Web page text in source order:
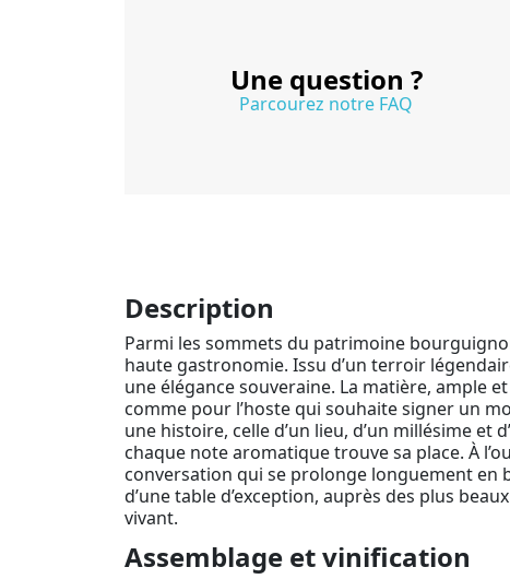
Une question ?
Parcourez notre FAQ
Description
Parmi les sommets du patrimoine
haute gastronomie. Issu d’un terroir
une élégance souveraine. La matière, ample
comme pour l’hoste qui souhaite signer un
une histoire, celle d’un lieu, d’un millésime
chaque note aromatique trouve sa place. À
conversation qui se prolonge longuement en
d’une table d’exception, auprès des plus
vivant.
Assemblage et vinification